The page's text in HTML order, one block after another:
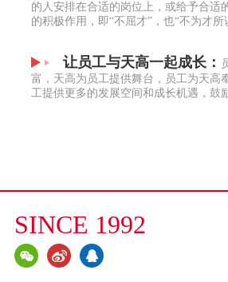
的人安排在合适的岗位上，或给予合适
的积极作用，即“不屈才”，也“不为才所
让员工与天高一起成长：
富，天高为员工提供舞台，员工为天高
工提供更多的发展空间和成长机遇，鼓
SINCE 1992